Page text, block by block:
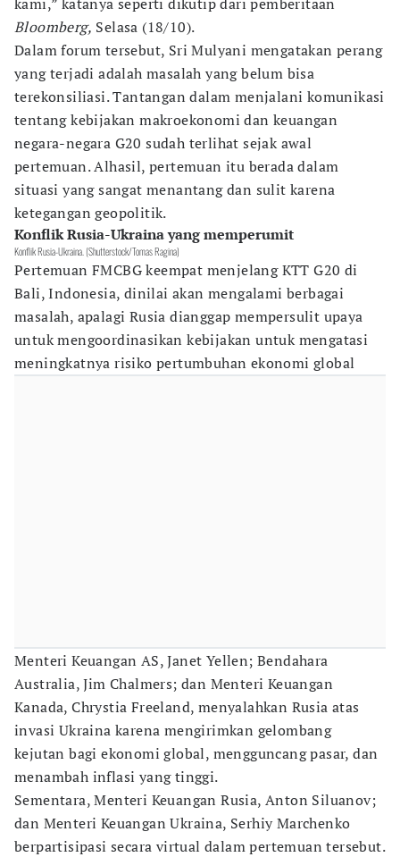
Bloomberg, Selasa (18/10).
Dalam forum tersebut, Sri Mulyani mengatakan perang
yang terjadi adalah masalah yang belum bisa
terekonsiliasi. Tantangan dalam menjalani komunikasi
tentang kebijakan makroekonomi dan keuangan
negara-negara G20 sudah terlihat sejak awal
pertemuan. Alhasil, pertemuan itu berada dalam
situasi yang sangat menantang dan sulit karena
ketegangan geopolitik.
Konflik Rusia-Ukraina yang memperumit
Konflik Rusia-Ukraina. (Shutterstock/Tomas Ragina)
Pertemuan FMCBG keempat menjelang KTT G20 di
Bali, Indonesia, dinilai akan mengalami berbagai
masalah, apalagi Rusia dianggap mempersulit upaya
untuk mengoordinasikan kebijakan untuk mengatasi
meningkatnya risiko pertumbuhan ekonomi global
Menteri Keuangan AS, Janet Yellen; Bendahara
Australia, Jim Chalmers; dan Menteri Keuangan
Kanada, Chrystia Freeland, menyalahkan Rusia atas
invasi Ukraina karena mengirimkan gelombang
kejutan bagi ekonomi global, mengguncang pasar, dan
menambah inflasi yang tinggi.
Sementara, Menteri Keuangan Rusia, Anton Siluanov;
dan Menteri Keuangan Ukraina, Serhiy Marchenko
berpartisipasi secara virtual dalam pertemuan tersebut.